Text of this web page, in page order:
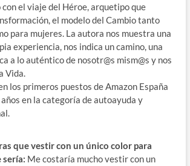
el viaje del Héroe, arquetipo que
el modelo del Cambio tanto
para mujeres. La autora nos muestra una
experiencia, nos indica un camino, una
a lo auténtico de nosotr@s mism@s y nos
Vida.
los primeros puestos de Amazon España
en la categoría de autoayuda y
que vestir con un único color para
sería: Me costaría mucho vestir con un